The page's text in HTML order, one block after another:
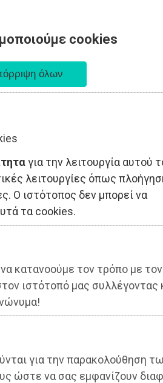
cookies
για την λειτουργία αυτού
λειτουργίες όπως
Ο ιστότοπος δεν μπορεί να
τα cookies.
κατανοούμε τον τρόπο με τον
ιστότοπό μας συλλέγοντας
για την παρακολούθηση
ώστε να σας εμφανίζουν